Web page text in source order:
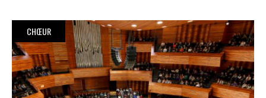
CHŒUR